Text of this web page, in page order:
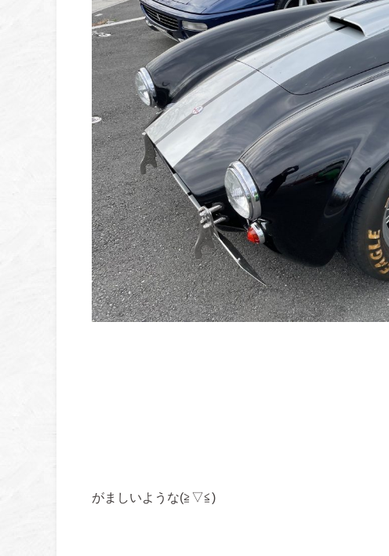
言葉での表現
かっこい
雰囲気があ
そんな、安っ
がましいような(≧▽≦)
そんな、魅